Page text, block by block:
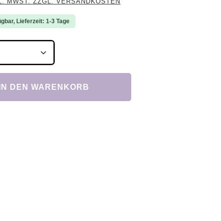
Lieferzeit: 1-3 Tage
Gib den gewünschten Wert ein
IN DEN WARENKORB